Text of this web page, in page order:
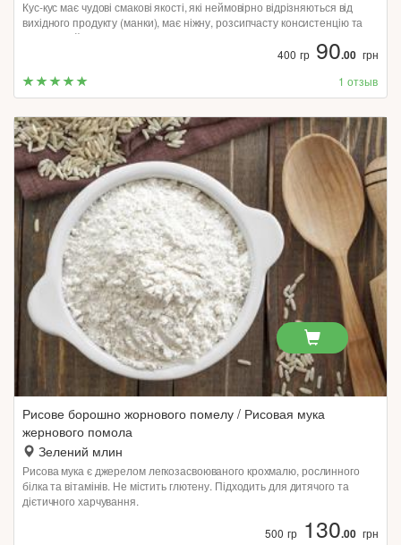
Кус-кус має чудові смакові якості, які неймовірно відрізняються від
вихідного продукту (манки), має ніжну, розсипчасту консистенцію та
золотистий колір.
400 гр90.00 грн
1 отзыв
Рисове борошно жорнового помелу / Рисовая мука
жернового помола
Зелений млин
Рисова мука є джерелом легкозасвоюваного крохмалю, рослинного
білка та вітамінів. Не містить глютену. Підходить для дитячого та
дієтичного харчування.
500 гр130.00 грн